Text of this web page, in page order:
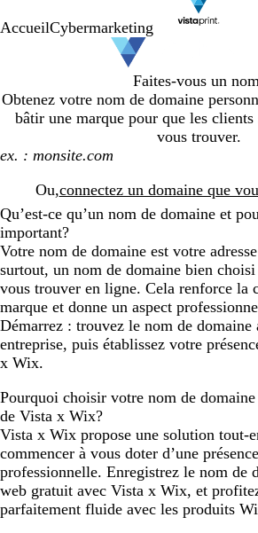
AccueilCybermarketing
Faites-vous un
Obtenez votre nom de domaine
bâtir une marque pour que les
vous trouver.
Search
Ou,connectez un domaine que
Qu’est-ce qu’un nom de domaine et
important?
Votre nom de domaine est votre
surtout, un nom de domaine bien
vous trouver en ligne. Cela renforce la
marque et donne un aspect
Démarrez : trouvez le nom de domaine
entreprise, puis établissez votre
x Wix.
Pourquoi choisir votre nom de
de Vista x Wix?
Vista x Wix propose une solution tout-
commencer à vous doter d’une
professionnelle. Enregistrez le nom de
web gratuit avec Vista x Wix, et
parfaitement fluide avec les produits